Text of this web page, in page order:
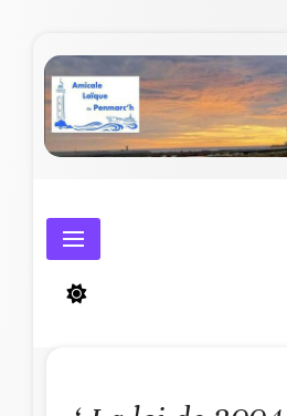
to
content
Amicale Laïque